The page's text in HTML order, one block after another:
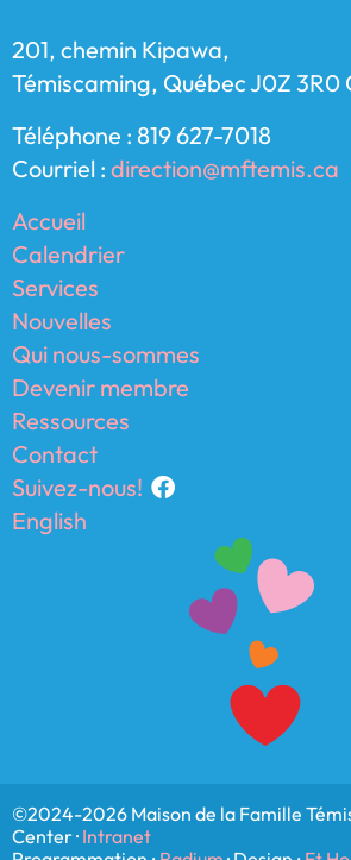
201, chemin Kipawa,
Témiscaming, Québec J0Z 3R0
Téléphone : 819 627-7018
Courriel : direction@mftemis.ca
Accueil
Calendrier
Services
Nouvelles
Qui nous-sommes
Devenir membre
Ressources
Contact
Suivez-nous!
English
©2024-2026 Maison de la Famille
Center · Intranet